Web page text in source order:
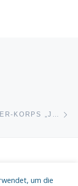
OKTOBERFESTBESUCH BEIM REITER-KORPS „JAN VON WERTH“ E.V.
um die